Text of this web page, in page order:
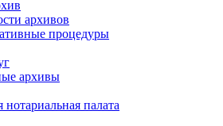
архивов
процедуры
архивы
нотариальная палата